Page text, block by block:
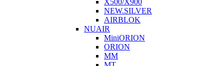
X500/X900
NEW.SILVER
AIRBLOK
NUAIR
MiniORION
ORION
MM